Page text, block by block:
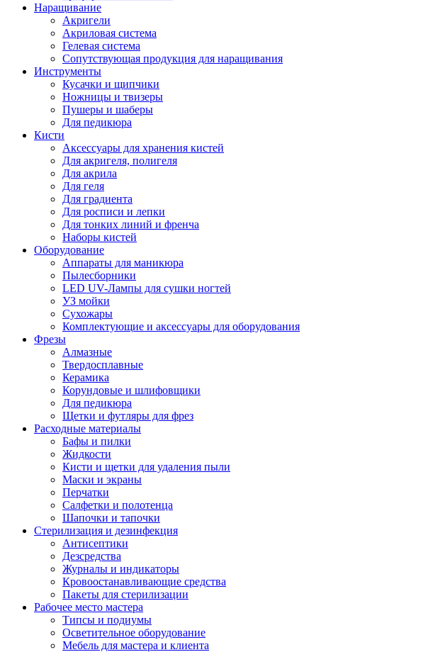
Наращивание
Акригели
Акриловая система
Гелевая система
Сопутствующая продукция для наращивания
Инструменты
Кусачки и щипчики
Ножницы и твизеры
Пушеры и шаберы
Для педикюра
Кисти
Аксессуары для хранения кистей
Для акригеля, полигеля
Для акрила
Для геля
Для градиента
Для росписи и лепки
Для тонких линий и френча
Наборы кистей
Оборудование
Аппараты для маникюра
Пылесборники
LED UV-Лампы для сушки ногтей
УЗ мойки
Сухожары
Комплектующие и аксессуары для оборудования
Фрезы
Алмазные
Твердосплавные
Керамика
Корундовые и шлифовщики
Для педикюра
Щетки и футляры для фрез
Расходные материалы
Бафы и пилки
Жидкости
Кисти и щетки для удаления пыли
Маски и экраны
Перчатки
Салфетки и полотенца
Шапочки и тапочки
Стерилизация и дезинфекция
Антисептики
Дезсредства
Журналы и индикаторы
Кровоостанавливающие средства
Пакеты для стерилизации
Рабочее место мастера
Типсы и подиумы
Осветительное оборудование
Мебель для мастера и клиента